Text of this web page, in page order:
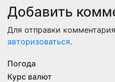
Добавить
Для отправки
авторизоваться.
Погода
Курс валют